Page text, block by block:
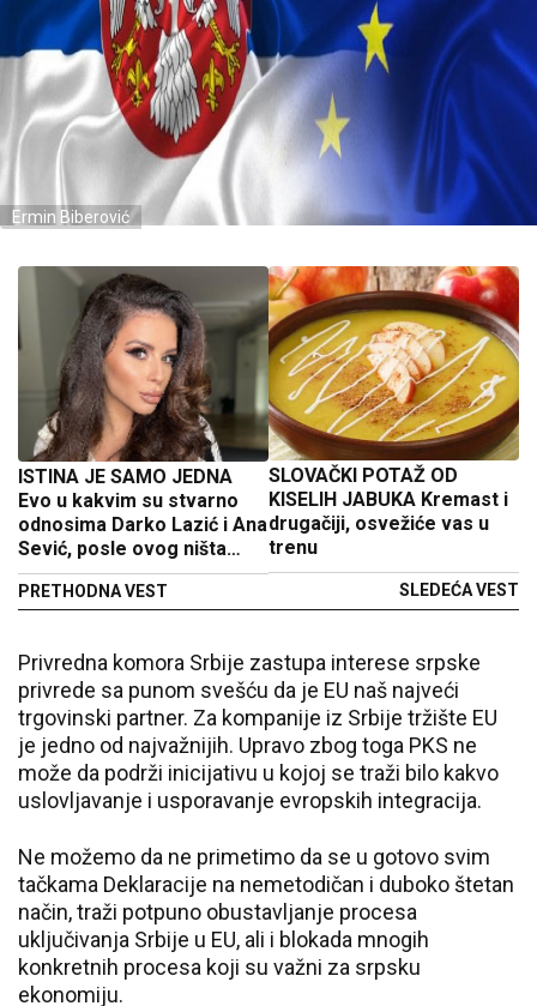
Ermin Biberović
ISTINA JE SAMO JEDNA
Evo u kakvim su stvarno
odnosima Darko Lazić i Ana
Sević, posle ovog ništa
neće biti isto
PRETHODNA VEST
SLOVAČKI POTAŽ OD
KISELIH JABUKA Kremast i
drugačiji, osvežiće vas u
trenu
SLEDEĆA VEST
Privredna komora Srbije zastupa interese srpske
privrede sa punom svešću da je EU naš najveći
trgovinski partner. Za kompanije iz Srbije tržište EU
je jedno od najvažnijih. Upravo zbog toga PKS ne
može da podrži inicijativu u kojoj se traži bilo kakvo
uslovljavanje i usporavanje evropskih integracija.
Ne možemo da ne primetimo da se u gotovo svim
tačkama Deklaracije na nemetodičan i duboko štetan
način, traži potpuno obustavljanje procesa
uključivanja Srbije u EU, ali i blokada mnogih
konkretnih procesa koji su važni za srpsku
ekonomiju.